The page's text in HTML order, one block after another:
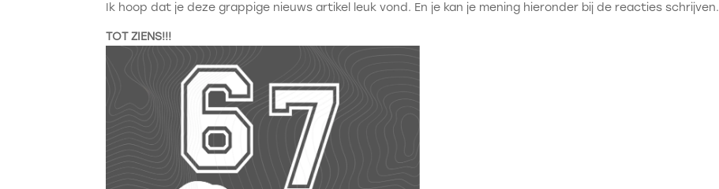
Ik hoop dat je deze grappige nieuws artikel leuk vond. En je kan je mening hieronder bij de reacties schrijven.
TOT ZIENS!!!